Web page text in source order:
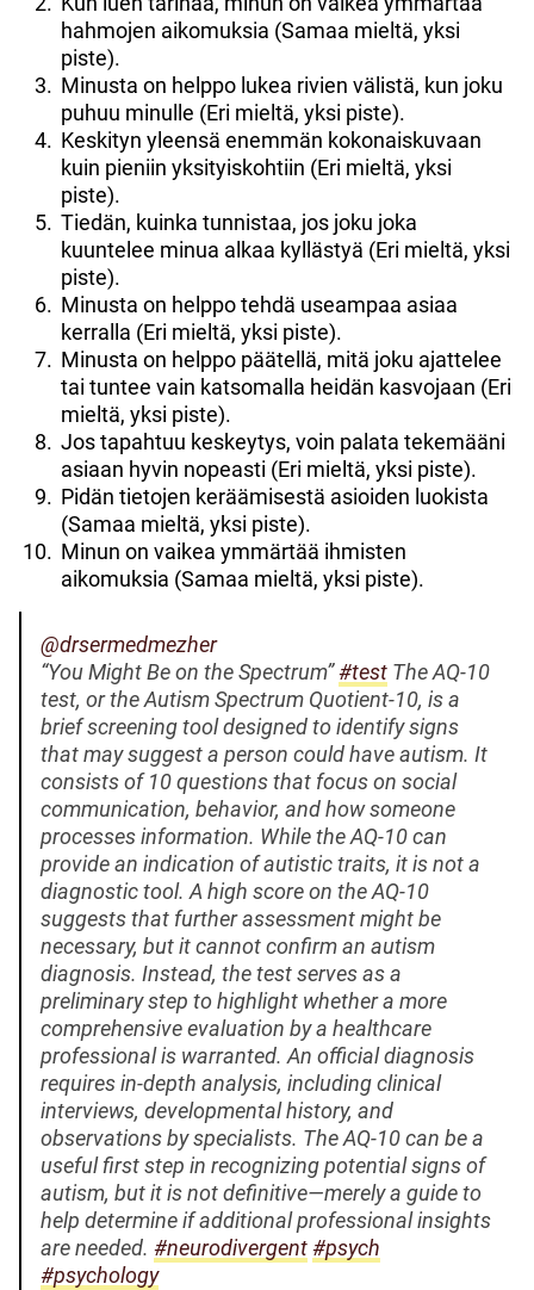
hahmojen aikomuksia (Samaa mieltä, yksi
piste).
Minusta on helppo lukea rivien välistä, kun joku
puhuu minulle (Eri mieltä, yksi piste).
Keskityn yleensä enemmän kokonaiskuvaan
kuin pieniin yksityiskohtiin (Eri mieltä, yksi
piste).
Tiedän, kuinka tunnistaa, jos joku joka
kuuntelee minua alkaa kyllästyä (Eri mieltä, yksi
piste).
Minusta on helppo tehdä useampaa asiaa
kerralla (Eri mieltä, yksi piste).
Minusta on helppo päätellä, mitä joku ajattelee
tai tuntee vain katsomalla heidän kasvojaan (Eri
mieltä, yksi piste).
Jos tapahtuu keskeytys, voin palata tekemääni
asiaan hyvin nopeasti (Eri mieltä, yksi piste).
Pidän tietojen keräämisestä asioiden luokista
(Samaa mieltä, yksi piste).
Minun on vaikea ymmärtää ihmisten
aikomuksia (Samaa mieltä, yksi piste).
@drsermedmezher
“You Might Be on the Spectrum”#test The AQ-10
test, or the Autism Spectrum Quotient-10, is a
brief screening tool designed to identify signs
that may suggest a person could have autism. It
consists of 10 questions that focus on social
communication, behavior, and how someone
processes information. While the AQ-10 can
provide an indication of autistic traits, it is not a
diagnostic tool. A high score on the AQ-10
suggests that further assessment might be
necessary, but it cannot confirm an autism
diagnosis. Instead, the test serves as a
preliminary step to highlight whether a more
comprehensive evaluation by a healthcare
professional is warranted. An official diagnosis
requires in-depth analysis, including clinical
interviews, developmental history, and
observations by specialists. The AQ-10 can be a
useful first step in recognizing potential signs of
autism, but it is not definitive—merely a guide to
help determine if additional professional insights
are needed. #neurodivergent#psych
#psychology